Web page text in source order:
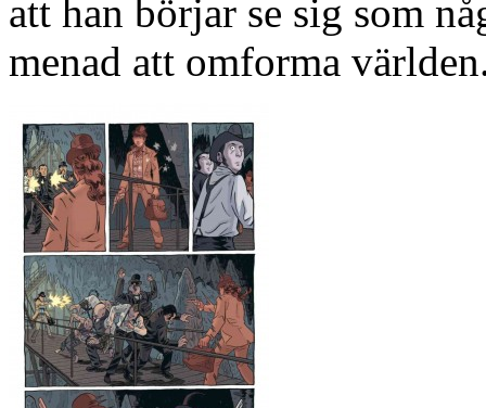
att han börjar se sig som
menad att omforma